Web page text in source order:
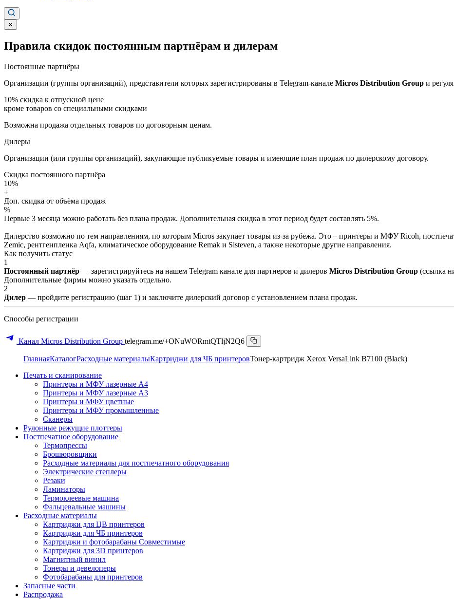
✕
Правила скидок постоянным партнёрам и дилерам
Постоянные партнёры
Организации (группы организаций), представители которых зарегистрированы в Telegram-канале Micros Distribution Group и
10% скидка к отпускной цене
кроме товаров со специальными скидками
Возможна продажа отдельных товаров по договорным ценам.
Дилеры
Организации (или группы организаций), закупающие публикуемые товары и имеющие план продаж по дилерскому договору.
Скидка постоянного партнёра
10%
+
Доп. скидка от объёма продаж
%
Первые 3 месяца можно работать без плана продаж. Дополнительная скидка в этот период будет составлять 5%.
Дилерство возможно по тем направлениям, по которым Micros закупает товары из-за рубежа. Это – принтеры и МФУ Ricoh,
Zemic, рентгенпленка Aqfa, климатическое оборудование Remak и Sisteven, а также некоторые другие направления.
Как получить статус
1
Постоянный партнёр — зарегистрируйтесь на нашем Telegram канале для партнеров и дилеров Micros Distribution Group (ссылка
Дополнительные фирмы можно указать отдельно.
2
Дилер — пройдите регистрацию (шаг 1) и заключите дилерский договор с установлением плана продаж.
Способы регистрации
Канал Micros Distribution Group telegram.me/+ONuWORmtQTljN2Q6
ГлавнаяКаталогРасходные материалыКартриджи для ЧБ принтеровТонер-картридж Xerox VersaLink B7100 (Black)
Печать и сканирование
Принтеры и МФУ лазерные А4
Принтеры и МФУ лазерные А3
Принтеры и МФУ цветные
Принтеры и МФУ промышленные
Сканеры
Рулонные режущие плоттеры
Постпечатное оборудование
Термопрессы
Брошюровщики
Расходные материалы для постпечатного оборудования
Электрические степлеры
Резаки
Ламинаторы
Термоклеевые машина
Фальцевальные машины
Расходные материалы
Картриджи для ЦВ принтеров
Картриджи для ЧБ принтеров
Картриджи и фотобарабаны Совместимые
Картриджи для 3D принтеров
Магнитный винил
Тонеры и девелоперы
Фотобарабаны для принтеров
Запасные части
Распродажа